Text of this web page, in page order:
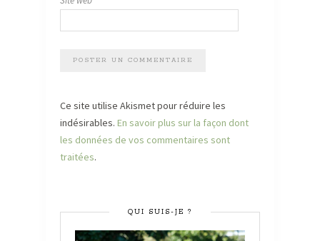
Ce site utilise Akismet pour réduire les
indésirables. En savoir plus sur la façon dont
les données de vos commentaires sont
traitées.
QUI SUIS-JE ?